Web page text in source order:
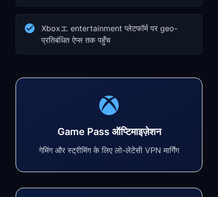
Xboxエ entertainment प्लेटफॉर्म पर geo-
प्रतिबंधित ऐप्स तक पहुँच
Game Pass ऑप्टिमाइज़ेशन
गेमिंग और स्ट्रीमिंग के लिए लो-लेटेंसी VPN मार्गिंग